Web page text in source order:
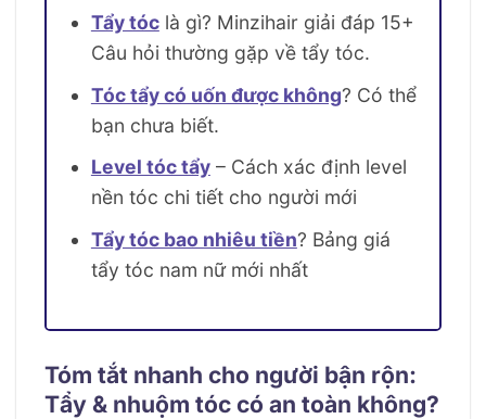
Tẩy tóclà gì? Minzihair giải đáp 15+
Câu hỏi thường gặp về tẩy tóc.
Tóc tẩy có uốn được không? Có thể
bạn chưa biết.
Level tóc tẩy– Cách xác định level
nền tóc chi tiết cho người mới
Tẩy tóc bao nhiêu tiền? Bảng giá
tẩy tóc nam nữ mới nhất
Tóm tắt nhanh cho người bận rộn:
Tẩy & nhuộm tóc có an toàn không?